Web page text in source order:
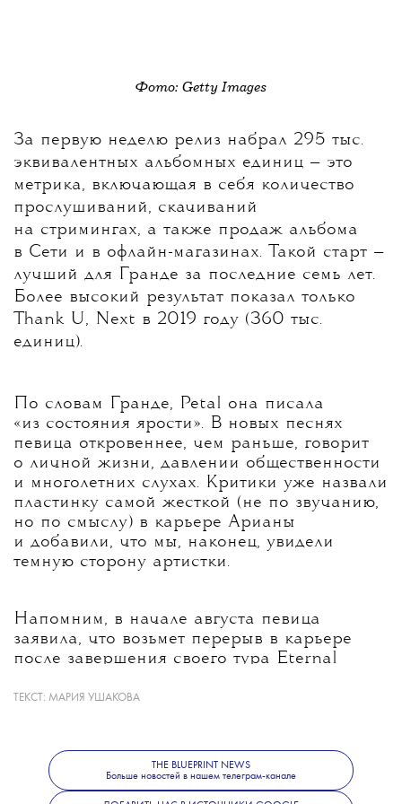
Фото: Getty Images
За первую неделю релиз набрал 295 тыс.
эквивалентных альбомных единиц — это
метрика, включающая в себя количество
прослушиваний, скачиваний
на стримингах, а также продаж альбома
в Сети и в офлайн-магазинах. Такой старт —
лучший для Гранде за последние семь лет.
Более высокий результат показал только
Thank U, Next в 2019 году (360 тыс.
единиц).
По словам Гранде, Petal она писала
«из состояния ярости». В новых песнях
певица откровеннее, чем раньше, говорит
о личной жизни, давлении общественности
и многолетних слухах. Критики уже назвали
пластинку самой жесткой (не по звучанию,
но по смыслу) в карьере Арианы
и добавили, что мы, наконец, увидели
темную сторону артистки.
Напомним, в начале августа певица
заявила, что возьмет перерыв в карьере
после завершения своего тура Eternal
решение она приняла давно, потому что
на такой шаг повлиял ажиотаж вокруг
ее фигуры — в Интернете не утихают
разговоры о том, что Гранде выглядит
ТЕКСТ: МАРИЯ УШАКОВА
THE BLUEPRINT NEWS
Больше новостей в нашем телеграм-канале